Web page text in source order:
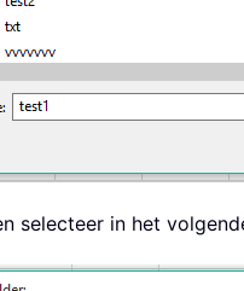
selecteer in het